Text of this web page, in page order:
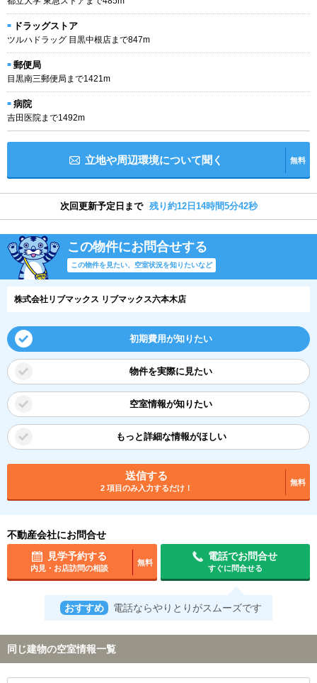
ドラッグストア
ツルハドラッグ 目黒中根店まで847m
郵便局
目黒南三郵便局まで1421m
病院
吉田医院まで1492m
立地や周辺環境について聞く 無料
次回更新予定日まで 残り約12日14時間5分41秒
この物件にお問合せする
この物件を見たい、空室状況を知りたいなど
株式会社リブマックス リブマックス六本木店
初期費用が知りたい
物件を実際に見たい
空室情報が知りたい
もっと詳細な情報がほしい
送信する
2 項目のみ入力するだけ！
無料
不動産会社にお問合せ
見学予約する
内見・お店訪問の相談
無料
電話でお問合せ
すぐに問合せる
おすすめ 電話ならやりとりがスムーズです
同じ建物の空室情報一覧